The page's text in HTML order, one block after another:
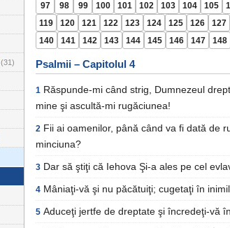
(31)
97
98 99 100 101 102 103 104 105
119
120 121 122 123 124 125 126 127
140
141 142 143 144 145 146 147 148
Psalmii – Capitolul 4
1 Răspunde-mi când strig, Dumnezeul
mine şi ascultă-mi rugăciunea!
2 Fii ai oamenilor, până când va fi dată de
minciuna?
3 Dar să ştiţi că Iehova Şi-a ales pe cel
4 Mâniaţi-vă şi nu păcătuiţi; cugetaţi în
5 Aduceţi jertfe de dreptate şi încredeţi-vă